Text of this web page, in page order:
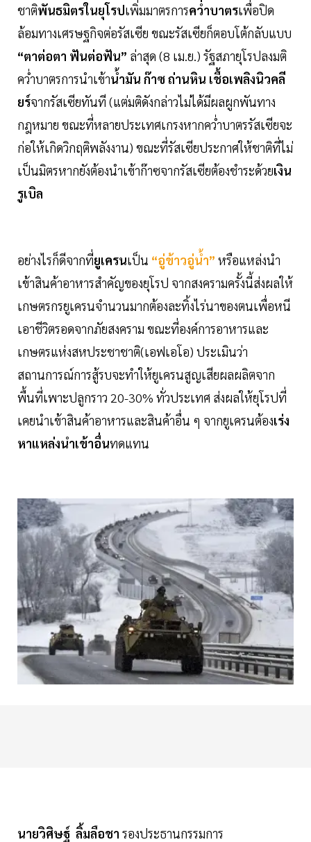
ชาติพันธมิตรในยุโรปเพิ่มมาตรการคว่ำบาตรเพื่อปิด
ล้อมทางเศรษฐกิจต่อรัสเซีย ขณะรัสเซียก็ตอบโต้กลับแบบ
“ตาต่อตา ฟันต่อฟัน” ล่าสุด (8 เม.ย.) รัฐสภายุโรปลงมติ
คว่ำบาตรการนำเข้าน้ำมัน ก๊าซ ถ่านหิน เชื้อเพลิงนิวคลี
ยร์จากรัสเซียทันที (แต่มติดังกล่าวไม่ได้มีผลผูกพันทาง
กฎหมาย ขณะที่หลายประเทศเกรงหากคว่ำบาตรรัสเซียจะ
ก่อให้เกิดวิกฤติพลังงาน) ขณะที่รัสเซียประกาศให้ชาติที่ไม่
เป็นมิตรหากยังต้องนำเข้าก๊าซจากรัสเซียต้องชำระด้วยเงิน
รูเบิล
อย่างไรก็ดีจากที่ยูเครนเป็น “อู่ข้าวอู่น้ำ” หรือแหล่งนำ
เข้าสินค้าอาหารสำคัญของยุโรป จากสงครามครั้งนี้ส่งผลให้
เกษตรกรยูเครนจำนวนมากต้องละทิ้งไร่นาของตนเพื่อหนี
เอาชีวิตรอดจากภัยสงคราม ขณะที่องค์การอาหารและ
เกษตรแห่งสหประชาชาติ(เอฟเอโอ) ประเมินว่า
สถานการณ์การสู้รบจะทำให้ยูเครนสูญเสียผลผลิตจาก
พื้นที่เพาะปลูกราว 20-30% ทั่วประเทศ ส่งผลให้ยุโรปที่
เคยนำเข้าสินค้าอาหารและสินค้าอื่น ๆ จากยูเครนต้องเร่ง
หาแหล่งนำเข้าอื่นทดแทน
นายวิศิษฐ์ ลิ้มลือชา รองประธานกรรมการ